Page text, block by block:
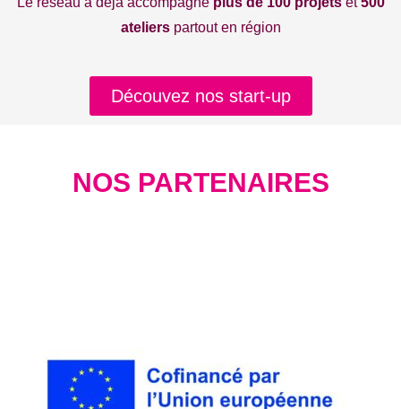
atelierspartout en région
Découvez nos start-up
NOS PARTENAIRES